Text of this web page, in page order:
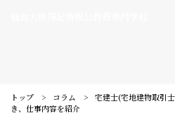
トップ コラム
宅建士(宅地建物取引
き、仕事内容を紹介